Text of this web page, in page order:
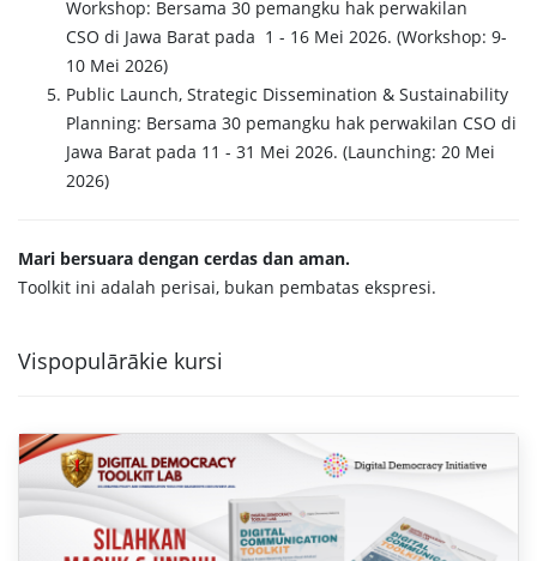
Workshop: Bersama 30 pemangku hak perwakilan
CSO di Jawa Barat pada 1 - 16 Mei 2026. (Workshop: 9-
10 Mei 2026)
Public Launch, Strategic Dissemination & Sustainability
Planning: Bersama 30 pemangku hak perwakilan CSO di
Jawa Barat pada 11 - 31 Mei 2026. (Launching: 20 Mei
2026)
Mari bersuara dengan cerdas dan aman.
Toolkit ini adalah perisai, bukan pembatas ekspresi.
Vispopulārākie kursi